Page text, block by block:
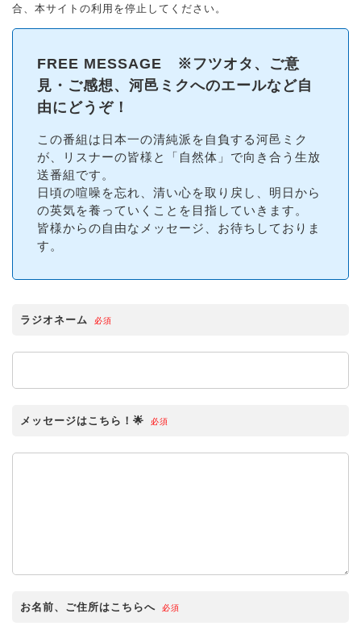
合、本サイトの利用を停止してください。
FREE MESSAGE ※フツオタ、ご意
見・ご感想、河邑ミクへのエールなど自
由にどうぞ！
この番組は日本一の清純派を自負する河邑ミク
が、リスナーの皆様と「自然体」で向き合う生放
送番組です。
日頃の喧噪を忘れ、清い心を取り戻し、明日から
の英気を養っていくことを目指していきます。
皆様からの自由なメッセージ、お待ちしておりま
す。
ラジオネーム 必須
メッセージはこちら！🌟 必須
お名前、ご住所はこちらへ 必須